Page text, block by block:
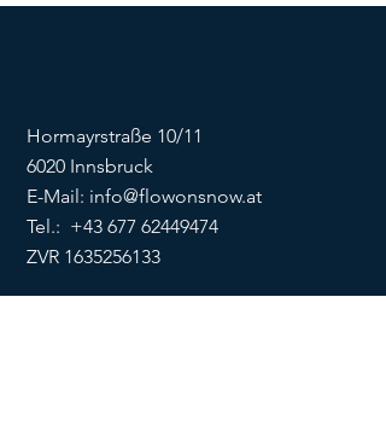
Hormayrstraße 10/11
6020 Innsbruck
E-Mail: info@flowonsnow.at
Tel.: +43 677 62449474
ZVR 1635256133